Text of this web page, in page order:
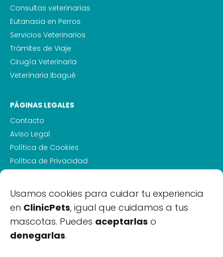
Usamos cookies para cuidar tu experiencia
en ClinicPets, igual que cuidamos a tus
mascotas. Puedes aceptarlas o
denegarlas.
Consultas veterinarias
Eutanasia en Perros
Servicios Veterinarios
Trámites de Viaje
Cirugía Veterinaria
Veterinaria Ibagué
PÁGINAS LEGALES
Contacto
Aviso Legal
Política de Cookies
Política de Privacidad
Veterinario a Domicilio en